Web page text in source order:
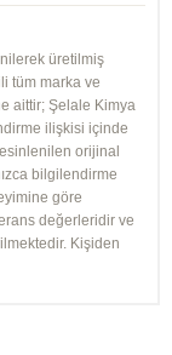
üretilmiş
tüm marka ve
aittir; Şelale Kimya
ilişkisi içinde
orijinal
bilgilendirme
göre
değerleridir ve
Kişiden